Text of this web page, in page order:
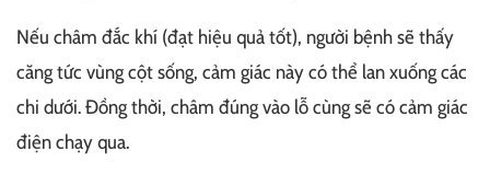
Nếu châm đắc khí (đạt hiệu quả tốt), người bệnh sẽ thấy
căng tức vùng cột sống, cảm giác này có thể lan xuống các
chi dưới. Đồng thời, châm đúng vào lỗ cùng sẽ có cảm giác
điện chạy qua.